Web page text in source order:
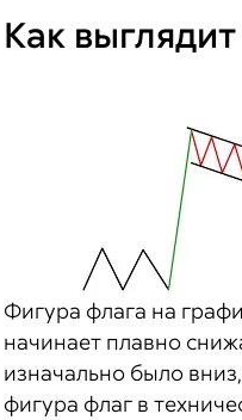
Как
Фигура флага на
начинает плавно
изначально было
фигура флаг в